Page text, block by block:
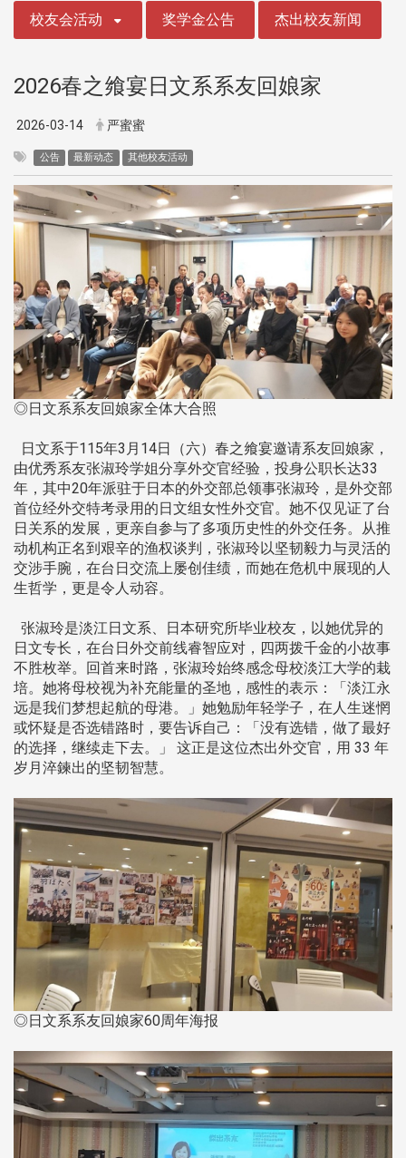
校友会活动 奖学金公告 杰出校友新闻
2026春之飨宴日文系系友回娘家
2026-03-14 严蜜蜜
公告 最新动态 其他校友活动
◎日文系系友回娘家全体大合照
日文系于115年3月14日（六）春之飨宴邀请系友回娘家，
由优秀系友张淑玲学姐分享外交官经验，投身公职长达33
年，其中20年派驻于日本的外交部总领事张淑玲，是外交部
首位经外交特考录用的日文组女性外交官。她不仅见证了台
日关系的发展，更亲自参与了多项历史性的外交任务。从推
动机构正名到艰辛的渔权谈判，张淑玲以坚韧毅力与灵活的
交涉手腕，在台日交流上屡创佳绩，而她在危机中展现的人
生哲学，更是令人动容。
张淑玲是淡江日文系、日本研究所毕业校友，以她优异的
日文专长，在台日外交前线睿智应对，四两拨千金的小故事
不胜枚举。回首来时路，张淑玲始终感念母校淡江大学的栽
培。她将母校视为补充能量的圣地，感性的表示：「淡江永
远是我们梦想起航的母港。」她勉励年轻学子，在人生迷惘
或怀疑是否选错路时，要告诉自己：「没有选错，做了最好
的选择，继续走下去。」 这正是这位杰出外交官，用 33 年
岁月淬鍊出的坚韧智慧。
◎日文系系友回娘家60周年海报